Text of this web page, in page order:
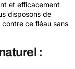
et efficacement
disposons de
ce fléau sans
: